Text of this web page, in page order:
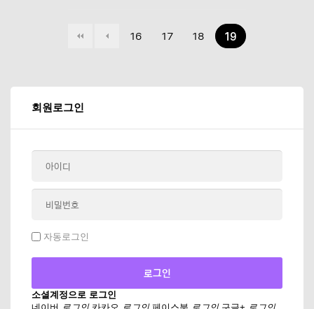
16 17 18 19
회원로그인
자동로그인
소셜계정으로 로그인